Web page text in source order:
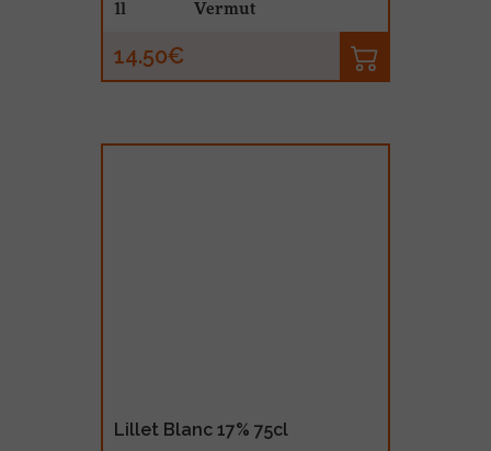
1l
Vermut
14.50€
Lillet Blanc 17% 75cl